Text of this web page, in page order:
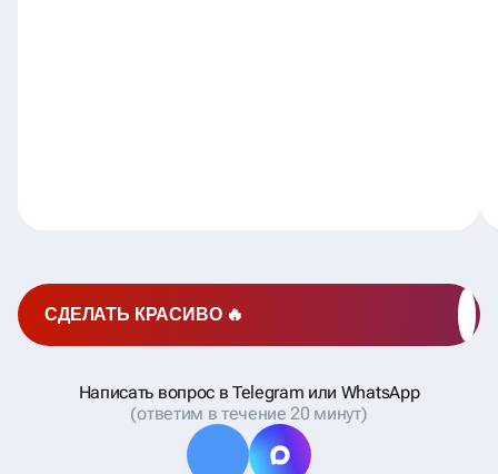
Написать вопрос в Telegram или WhatsApp
(ответим в течение 20 минут)
СДЕЛАТЬ КРАСИВО 🔥